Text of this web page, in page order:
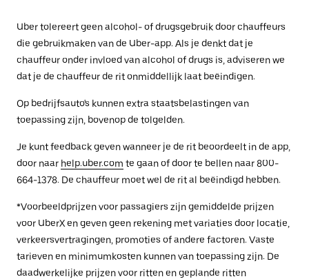
Uber tolereert geen alcohol- of drugsgebruik door chauffeurs
die gebruikmaken van de Uber-app. Als je denkt dat je
chauffeur onder invloed van alcohol of drugs is, adviseren we
dat je de chauffeur de rit onmiddellijk laat beëindigen.
Op bedrijfsauto's kunnen extra staatsbelastingen van
toepassing zijn, bovenop de tolgelden.
Je kunt feedback geven wanneer je de rit beoordeelt in de app,
door naar help.uber.com te gaan of door te bellen naar 800-
664-1378. De chauffeur moet wel de rit al beëindigd hebben.
*Voorbeeldprijzen voor passagiers zijn gemiddelde prijzen
voor UberX en geven geen rekening met variaties door locatie,
verkeersvertragingen, promoties of andere factoren. Vaste
tarieven en minimumkosten kunnen van toepassing zijn. De
daadwerkelijke prijzen voor ritten en geplande ritten